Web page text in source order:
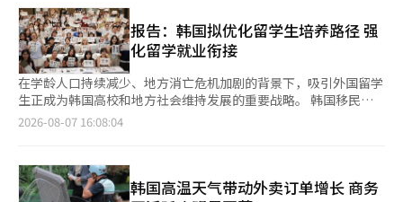
处于赤字状态，直至今年3月才扭亏为盈。 从全年数据来看，韩国
2023年至去年分别录得103.826亿美元、102.072亿美元和
107.604亿美元的赤字，连续三年赤字超过100亿美元。 今年年
初，韩国旅游收支仍未摆脱亏损
报告：韩国拟优化留学生培养路径 强
化留学就业衔接
在学龄人口持续减少、地方消亡危机加剧的背景下，吸引外国留学
生正成为韩国高校和地方社会维持发展的重要战略。 韩国移民政
策研究院7日发布《外国留学生人才引进的社会经济影响研究》报
原道等留学生聚集地区的访谈及私立大学面板数据完成研究。报告
显示，韩国外国留学生呈现学历层次不断提高、来源国更加多元的
2026-08-07 16:08:04
韩国高温天气带动外卖订单增长 商务